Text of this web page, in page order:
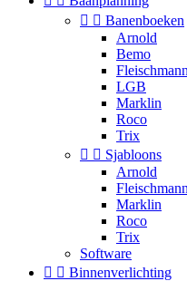
  Banenboeken
Arnold
Bemo
Fleischmann
LGB
Marklin
Roco
Trix
  Sjabloons
Arnold
Fleischmann
Marklin
Roco
Trix
Software
  Binnenverlichting